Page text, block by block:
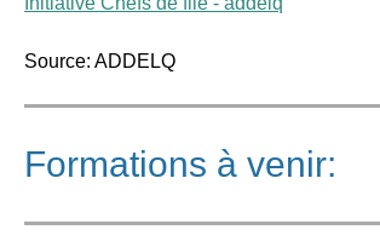
Source: ADDELQ
Formations à venir: